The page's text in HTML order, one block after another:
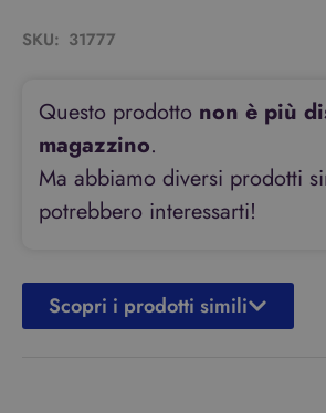
SKU: 31777
Questo prodotto non è più
magazzino.
Ma abbiamo diversi prodotti
potrebbero interessarti!
Scopri i prodotti simili